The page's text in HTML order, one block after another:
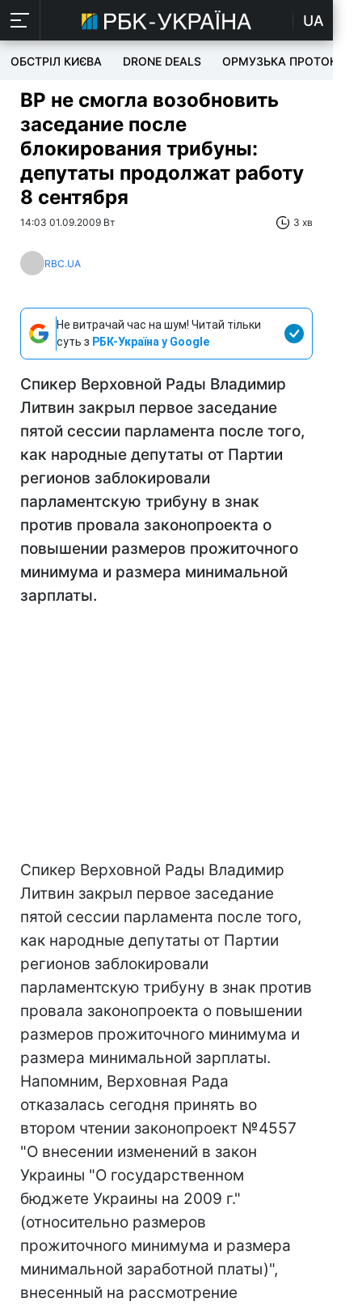
UA
ОБСТРІЛ КИЄВА DRONE DEALS ОРМУЗЬКА ПРОТОКА
ВР не смогла возобновить
заседание после
блокирования трибуны:
депутаты продолжат работу
8 сентября
14:03 01.09.2009 Вт 3 хв
RBC.UA
Не витрачай час на шум! Читай тільки
суть з РБК-Україна у Google
Cпикер Верховной Рады Владимир
Литвин закрыл первое заседание
пятой сессии парламента после того,
как народные депутаты от Партии
регионов заблокировали
парламентскую трибуну в знак
против провала законопроекта о
повышении размеров прожиточного
минимума и размера минимальной
зарплаты.
Cпикер Верховной Рады Владимир
Литвин закрыл первое заседание
пятой сессии парламента после того,
как народные депутаты от Партии
регионов заблокировали
парламентскую трибуну в знак против
провала законопроекта о повышении
размеров прожиточного минимума и
размера минимальной зарплаты.
Напомним, Верховная Рада
отказалась сегодня принять во
втором чтении законопроект №4557
"О внесении изменений в закон
Украины "О государственном
бюджете Украины на 2009 г."
(относительно размеров
прожиточного минимума и размера
минимальной заработной платы)",
внесенный на рассмотрение